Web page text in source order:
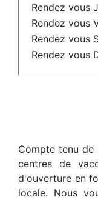
Rendez vous
Rendez vous
Rendez vous
Rendez vous
Compte tenu
centres de
d'ouverture en
locale. Nous